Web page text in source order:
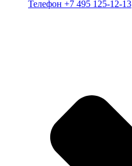
Телефон +7 495 125-12-13